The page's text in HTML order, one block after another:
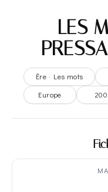
LES
Ère · Les mots
Europe